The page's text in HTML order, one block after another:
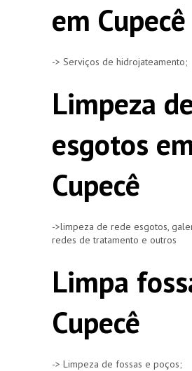
em Cupecê
-> Serviços de hidrojateamento;
Limpeza
esgotos
Cupecê
->limpeza de rede esgotos,
redes de tratamento e outros
Limpa
Cupecê
-> Limpeza de fossas e poços;